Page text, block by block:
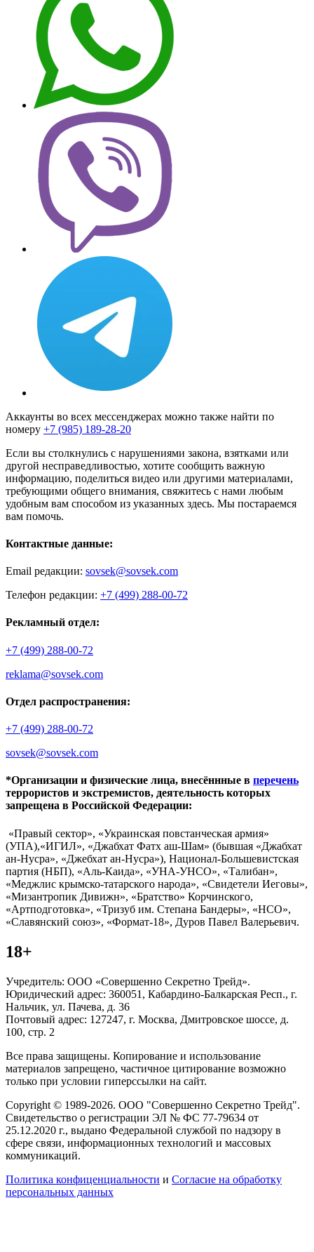
Аккаунты во всех мессенджерах можно также найти по
номеру +7 (985) 189-28-20
Если вы столкнулись с нарушениями закона, взятками или
другой несправедливостью, хотите сообщить важную
информацию, поделиться видео или другими материалами,
требующими общего внимания, свяжитесь с нами любым
удобным вам способом из указанных здесь. Мы постараемся
вам помочь.
Контактные данные:
Email редакции: sovsek@sovsek.com
Телефон редакции: +7 (499) 288-00-72
Рекламный отдел:
+7 (499) 288-00-72
reklama@sovsek.com
Отдел распространения:
+7 (499) 288-00-72
sovsek@sovsek.com
*Организации и физические лица, внесённные в перечень
террористов и экстремистов, деятельность которых
запрещена в Российской Федерации:
«Правый сектор», «Украинская повстанческая армия»
(УПА),«ИГИЛ», «Джабхат Фатх аш-Шам» (бывшая «Джабхат
ан-Нусра», «Джебхат ан-Нусра»), Национал-Большевистская
партия (НБП), «Аль-Каида», «УНА-УНСО», «Талибан»,
«Меджлис крымско-татарского народа», «Свидетели Иеговы»,
«Мизантропик Дивижн», «Братство» Корчинского,
«Артподготовка», «Тризуб им. Степана Бандеры», «НСО»,
«Славянский союз», «Формат-18», Дуров Павел Валерьевич.
18+
Учредитель: ООО «Совершенно Секретно Трейд».
Юридический адрес: 360051, Кабардино-Балкарская Респ., г.
Нальчик, ул. Пачева, д. 36
Почтовый адрес: 127247, г. Москва, Дмитровское шоссе, д.
100, стр. 2
Все права защищены. Копирование и использование
материалов запрещено, частичное цитирование возможно
только при условии гиперссылки на сайт.
Copyright © 1989-2026. ООО "Совершенно Секретно Трейд".
Свидетельство о регистрации ЭЛ № ФС 77-79634 от
25.12.2020 г., выдано Федеральной службой по надзору в
сфере связи, информационных технологий и массовых
коммуникаций.
Политика конфиценциальности и Согласие на обработку
персональных данных